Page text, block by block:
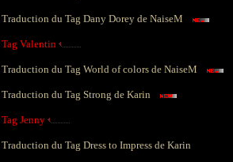
Traduction du Tag Dany Dorey de NaiseM
Tag Valentin
Traduction du Tag World of colors de NaiseM
Traduction du Tag Strong de Karin
Tag Jenny
Traduction du Tag Dress to Impress de Karin